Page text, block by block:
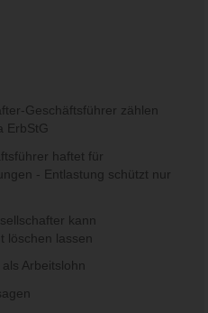
Geschäftsführer zählen
ErbStG
haftet für
- Entlastung schützt nur
kann
löschen lassen
Arbeitslohn